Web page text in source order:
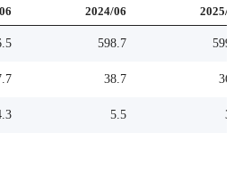
06 2024/06 2025/
598.7
38.7
5.5